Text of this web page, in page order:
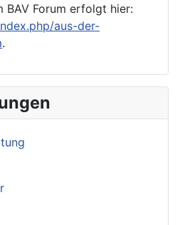
BAV Forum erfolgt hier:
aus-der-
.